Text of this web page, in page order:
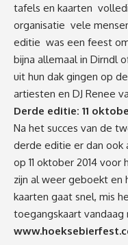
tafels en kaarten
organisatie vele
editie was een feest
bijna allemaal in Dirndl
uit hun dak gingen op
artiesten en DJ Renee
Derde editie: 11
Na het succes van de
derde editie er dan ook
op 11 oktober 2014 voor
zijn al weer geboekt
kaarten gaat snel, mis
toegangskaart